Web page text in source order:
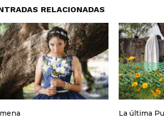
RELACIONADAS
La última